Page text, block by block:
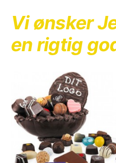
Vi ønsker
en rigtig